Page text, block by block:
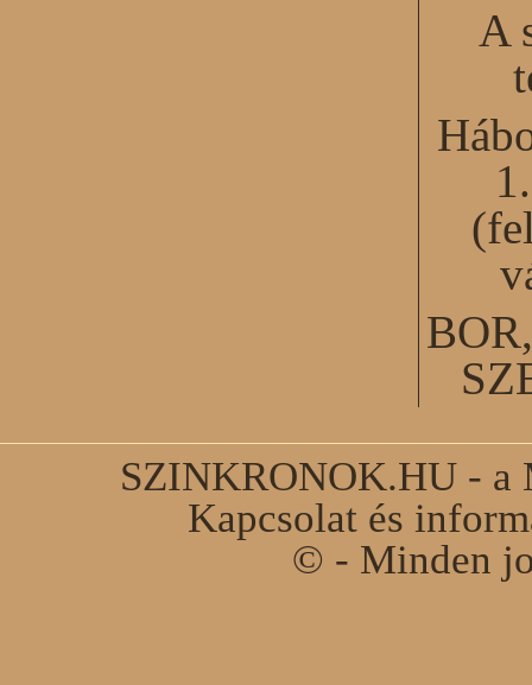
A
SZINKRONOK.HU - a
Kapcsolat és
© - Minden